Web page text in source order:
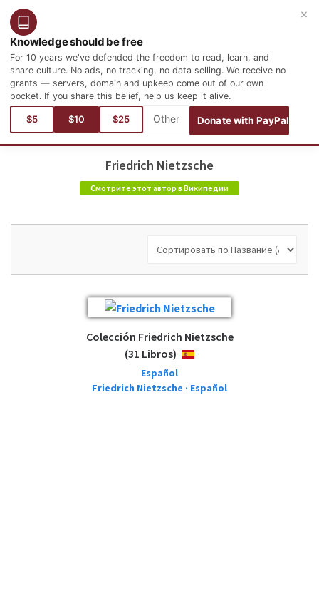
Русский
Knowledge should be free
For 10 years we've defended the freedom to read, learn, and
share culture. No ads, no tracking, no data selling. We receive no
grants — servers, domain and upkeep come out of our own
pocket. If you share this belief, help us keep it alive.
$5 $10 $25 Donate with PayPal
×
Friedrich Nietzsche
Смотрите этот автор в Википедии
Colección Friedrich Nietzsche
(31 Libros)
ESPAÑOL
Español
Friedrich Nietzsche · Español